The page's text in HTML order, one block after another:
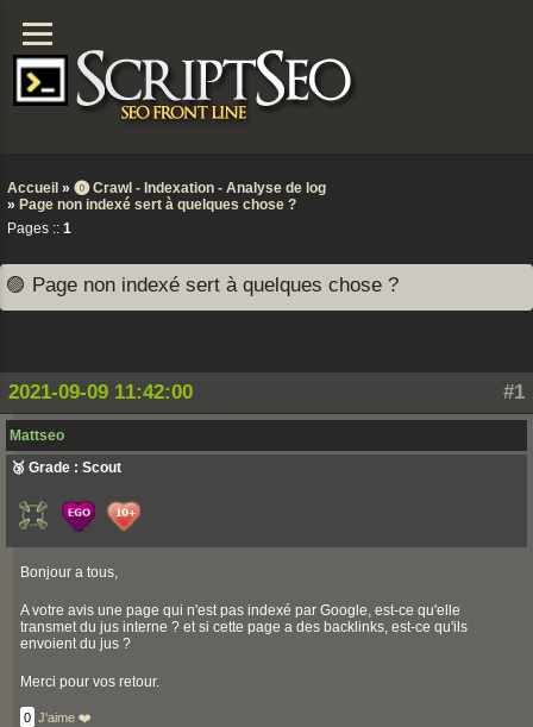
Accueil » ⓿ Crawl - Indexation - Analyse de log
» Page non indexé sert à quelques chose ?
Pages :: 1
🟣 Page non indexé sert à quelques chose ?
#1
2021-09-09 11:42:00
Mattseo
🥉 Grade : Scout
Bonjour a tous,
A votre avis une page qui n'est pas indexé par Google, est-ce qu'elle
transmet du jus interne ? et si cette page a des backlinks, est-ce qu'ils
envoient du jus ?
Merci pour vos retour.
0 J'aime ❤️